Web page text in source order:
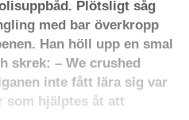
Plötsligt såg
med bar överkropp
Han höll upp en smal
skrek: – We crushed
inte fått lära sig var
som hjälptes åt att